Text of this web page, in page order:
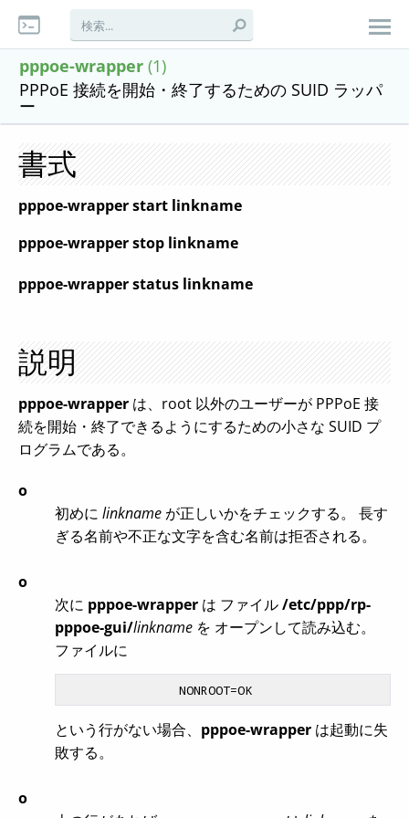
pppoe-wrapper (1)
PPPoE 接続を開始・終了するための SUID ラッパ
ー
書式
pppoe-wrapper start linkname
pppoe-wrapper stop linkname
pppoe-wrapper status linkname
説明
pppoe-wrapper は、root 以外のユーザーが PPPoE 接
続を開始・終了できるようにするための小さな SUID プ
ログラムである。
o
初めに linkname が正しいかをチェックする。 長す
ぎる名前や不正な文字を含む名前は拒否される。
o
次に pppoe-wrapper は ファイル/etc/ppp/rp-
pppoe-gui/linkname を オープンして読み込む。
ファイルに
                NONROOT=OK
という行がない場合、 pppoe-wrapper は起動に失
敗する。
o